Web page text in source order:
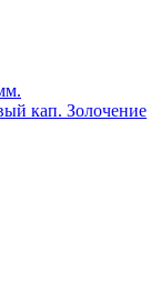
кап. Золочение